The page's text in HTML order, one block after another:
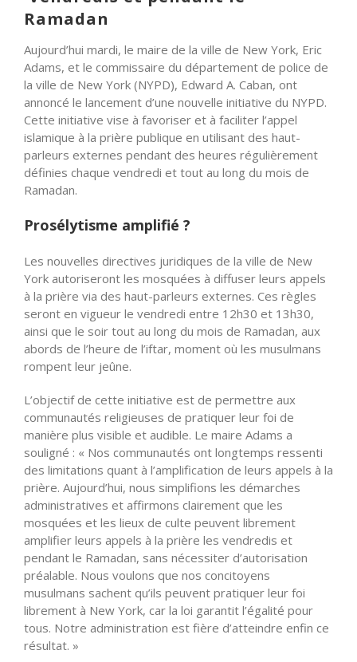
Ramadan
Aujourd’hui mardi, le maire de la ville de New York, Eric
Adams, et le commissaire du département de police de
la ville de New York (NYPD), Edward A. Caban, ont
annoncé le lancement d’une nouvelle initiative du NYPD.
Cette initiative vise à favoriser et à faciliter l’appel
islamique à la prière publique en utilisant des haut-
parleurs externes pendant des heures régulièrement
définies chaque vendredi et tout au long du mois de
Ramadan.
Prosélytisme amplifié ?
Les nouvelles directives juridiques de la ville de New
York autoriseront les mosquées à diffuser leurs appels
à la prière via des haut-parleurs externes. Ces règles
seront en vigueur le vendredi entre 12h30 et 13h30,
ainsi que le soir tout au long du mois de Ramadan, aux
abords de l’heure de l’iftar, moment où les musulmans
rompent leur jeûne.
L’objectif de cette initiative est de permettre aux
communautés religieuses de pratiquer leur foi de
manière plus visible et audible. Le maire Adams a
souligné : « Nos communautés ont longtemps ressenti
des limitations quant à l’amplification de leurs appels à la
prière. Aujourd’hui, nous simplifions les démarches
administratives et affirmons clairement que les
mosquées et les lieux de culte peuvent librement
amplifier leurs appels à la prière les vendredis et
pendant le Ramadan, sans nécessiter d’autorisation
préalable. Nous voulons que nos concitoyens
musulmans sachent qu’ils peuvent pratiquer leur foi
librement à New York, car la loi garantit l’égalité pour
tous. Notre administration est fière d’atteindre enfin ce
résultat. »